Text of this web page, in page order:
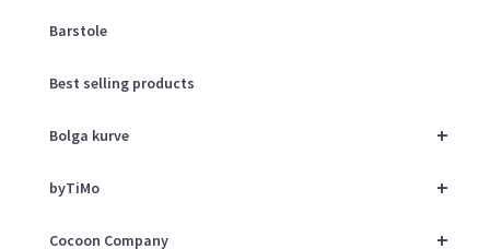
Barstole
Best selling products
+
Bolga kurve
+
byTiMo
+
Cocoon Company